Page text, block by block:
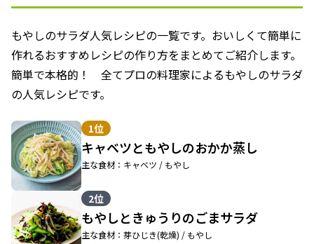
もやしのサラダ人気レシピの一覧です。おいしくて簡単に
作れるおすすめレシピの作り方をまとめてご紹介します。
簡単で本格的！ 全てプロの料理家によるもやしのサラダ
の人気レシピです。
1位
キャベツともやしのおかか蒸し
主な食材：キャベツ / もやし
2位
もやしときゅうりのごまサラダ
主な食材：芽ひじき(乾燥) / もやし